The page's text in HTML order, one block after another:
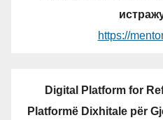
https://
Digital Platform for
Platformë Dixhitale për